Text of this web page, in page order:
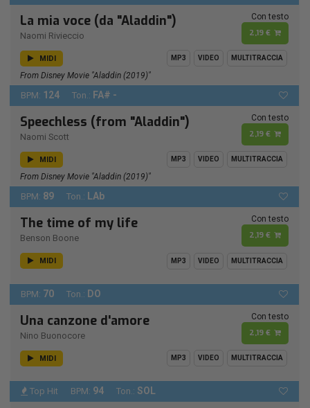
La mia voce (da "Aladdin")
Naomi Rivieccio
Con testo
2,19 €
MIDI MP3 VIDEO MULTITRACCIA
From Disney Movie "Aladdin (2019)"
BPM: 124 Ton.: FA# -
Speechless (from "Aladdin")
Naomi Scott
Con testo
2,19 €
MIDI MP3 VIDEO MULTITRACCIA
From Disney Movie "Aladdin (2019)"
BPM: 89 Ton.: LAb
The time of my life
Benson Boone
Con testo
2,19 €
MIDI MP3 VIDEO MULTITRACCIA
BPM: 70 Ton.: DO
Una canzone d'amore
Nino Buonocore
Con testo
2,19 €
MIDI MP3 VIDEO MULTITRACCIA
Top Hit BPM: 94 Ton.: SOL